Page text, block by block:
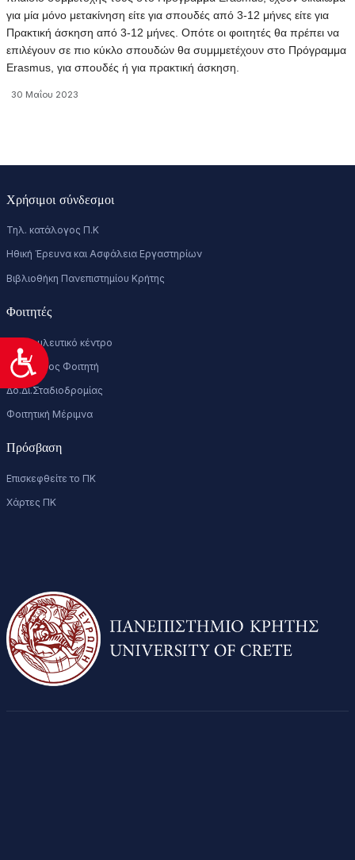
Προσιτότητα
για μία μόνο μετακίνηση είτε για σπουδές από 3-12 μήνες είτε για
Πρακτική άσκηση από 3-12 μήνες. Οπότε οι φοιτητές θα πρέπει να
επιλέγουν σε πιο κύκλο σπουδών θα συμμμετέχουν στο Πρόγραμμα
Erasmus, για σπουδές ή για πρακτική άσκηση.
30 Μαΐου 2023
Χρήσιμοι σύνδεσμοι
Τηλ. κατάλογος Π.Κ
Ηθική Έρευνα και Ασφάλεια Εργαστηρίων
Βιβλιοθήκη Πανεπιστημίου Κρήτης
Φοιτητές
Συμβουλευτικό κέντρο
Συνήγορος Φοιτητή
Δο.Δι.Σταδιοδρομίας
Φοιτητική Μέριμνα
Πρόσβαση
Επισκεφθείτε το ΠΚ
Χάρτες ΠΚ